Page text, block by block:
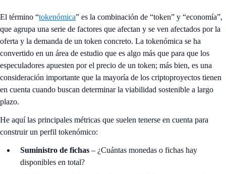
El término “tokenómica” es la combinación de “token” y “economía”,
que agrupa una serie de factores que afectan y se ven afectados por la
oferta y la demanda de un token concreto. La tokenómica se ha
convertido en un área de estudio que es algo más que para que los
especuladores apuesten por el precio de un token; más bien, es una
consideración importante que la mayoría de los criptoproyectos tienen
en cuenta cuando buscan determinar la viabilidad sostenible a largo
plazo.
He aquí las principales métricas que suelen tenerse en cuenta para
construir un perfil tokenómico:
Suministro de fichas – ¿Cuántas monedas o fichas hay
disponibles en total?